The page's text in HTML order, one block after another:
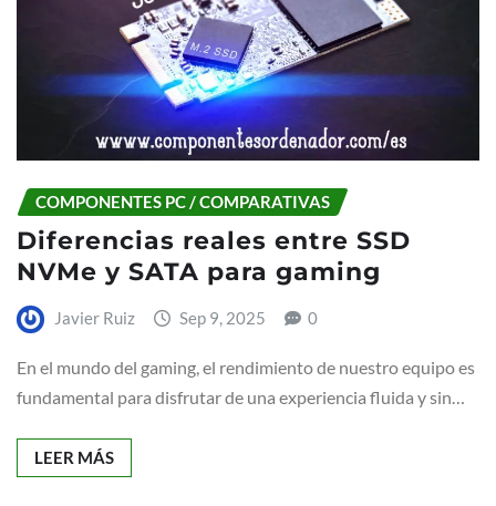
COMPONENTES PC / COMPARATIVAS
Diferencias reales entre SSD
NVMe y SATA para gaming
Javier Ruiz Sep 9, 2025 0
En el mundo del gaming, el rendimiento de nuestro equipo es
fundamental para disfrutar de una experiencia fluida y sin…
LEER MÁS